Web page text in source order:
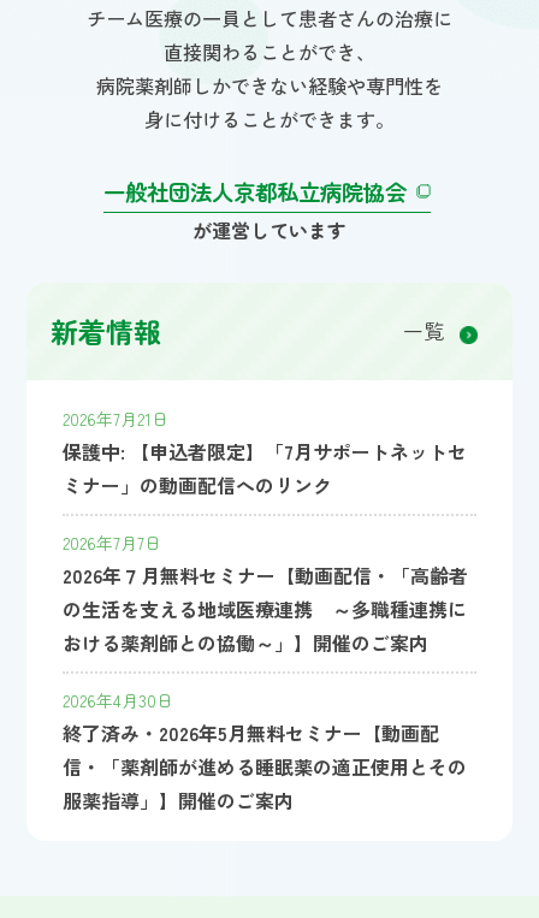
チーム医療の一員として患者さんの治療に
直接関わることができ、
病院薬剤師しかできない経験や専門性を
身に付けることができます。
一般社団法人京都私立病院協会
が運営しています
新着情報 一覧
2026年7月21日
保護中: 【申込者限定】「7月サポートネットセ
ミナー」の動画配信へのリンク
2026年7月7日
2026年７月無料セミナー【動画配信・「高齢者
の生活を支える地域医療連携 ～多職種連携に
おける薬剤師との協働～」】開催のご案内
2026年4月30日
終了済み・2026年5月無料セミナー【動画配
信・「薬剤師が進める睡眠薬の適正使用とその
服薬指導」】開催のご案内